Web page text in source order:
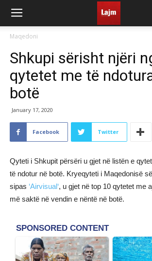
Maqedoni
Shkupi sërisht njëri
qytetet me të
botë
January 17, 2020
Facebook Twitter
Qyteti i Shkupit përsëri u gjet në listën e
të ndotur në botë. Kryeqyteti i Maqedonisë
sipas ‘Airvisual‘, u gjet në top 10 qytetet me
më saktë në vendin e nëntë në botë.